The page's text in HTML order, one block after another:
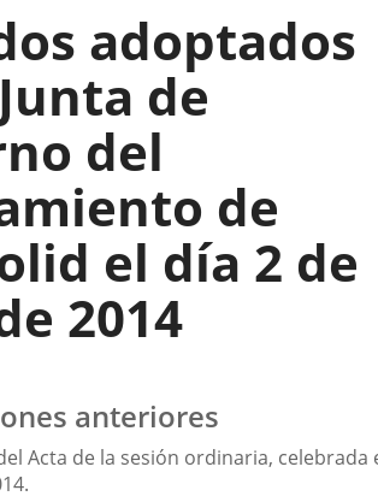
externa.
adoptados
de
del
de
el día 2 de
2014
anteriores
Acta de la sesión ordinaria, celebrada